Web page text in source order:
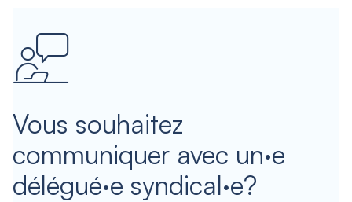
Vous souhaitez
communiquer avec un·e
délégué·e syndical·e?